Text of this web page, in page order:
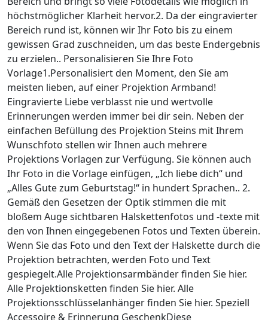
höchstmöglicher Klarheit hervor.2. Da der eingravierter
Bereich rund ist, können wir Ihr Foto bis zu einem
gewissen Grad zuschneiden, um das beste Endergebnis
zu erzielen.. Personalisieren Sie Ihre Foto
Vorlage1.Personalisiert den Moment, den Sie am
meisten lieben, auf einer Projektion Armband!
Eingravierte Liebe verblasst nie und wertvolle
Erinnerungen werden immer bei dir sein. Neben der
einfachen Befüllung des Projektion Steins mit Ihrem
Wunschfoto stellen wir Ihnen auch mehrere
Projektions Vorlagen zur Verfügung. Sie können auch
Ihr Foto in die Vorlage einfügen, „Ich liebe dich“ und
„Alles Gute zum Geburtstag!“ in hundert Sprachen.. 2.
Gemäß den Gesetzen der Optik stimmen die mit
bloßem Auge sichtbaren Halskettenfotos und -texte mit
den von Ihnen eingegebenen Fotos und Texten überein.
Wenn Sie das Foto und den Text der Halskette durch die
Projektion betrachten, werden Foto und Text
gespiegelt.Alle Projektionsarmbänder finden Sie hier.
Alle Projektionsketten finden Sie hier. Alle
Projektionsschlüsselanhänger finden Sie hier. Speziell
Accessoire & Erinnerung GeschenkDiese